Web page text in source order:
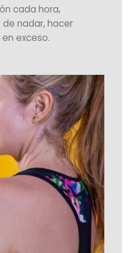
cada hora,
nadar, hacer
exceso.